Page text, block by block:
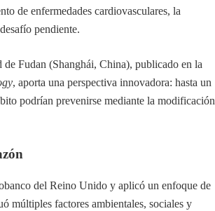
de enfermedades cardiovasculares, la
pendiente.
Fudan (Shanghái, China), publicado en la
, aporta una perspectiva innovadora: hasta un
podrían prevenirse mediante la modificación
del Reino Unido y aplicó un enfoque de
múltiples factores ambientales, sociales y